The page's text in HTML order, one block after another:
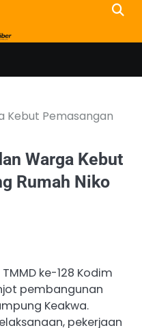
Kebut Pemasangan
Warga Kebut
Rumah Niko
ke-128 Kodim
pembangunan
Keakwa.
pekerjaan